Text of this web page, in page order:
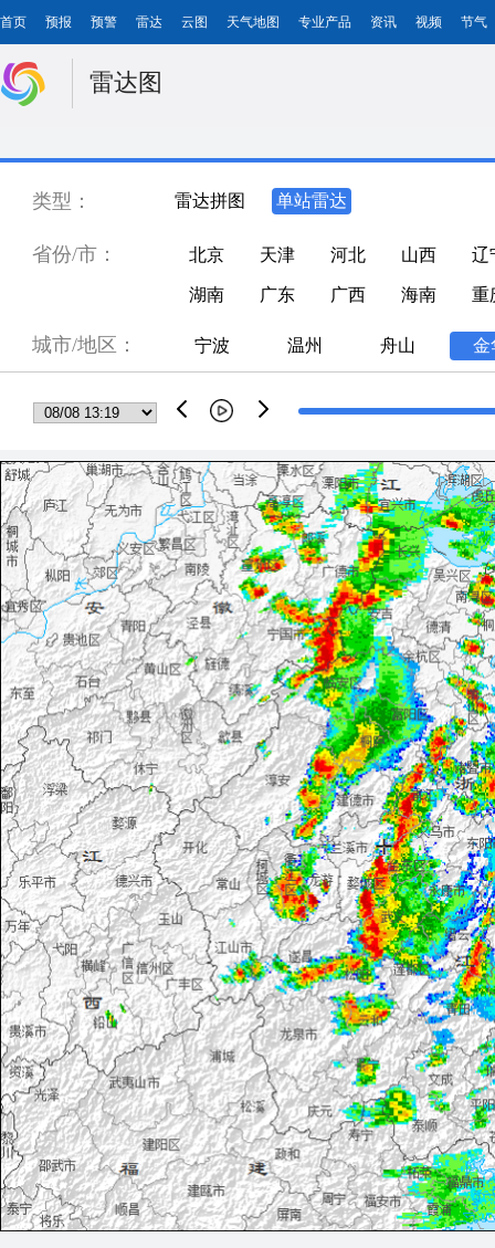
首页 预报 预警 雷达 云图 天气地图 专业产品 资讯 视频 节气
雷达图
类型： 雷达拼图 单站雷达
省份/市： 北京 天津 河北 山西 辽
湖南 广东 广西 海南 重
城市/地区： 宁波 温州 舟山 金